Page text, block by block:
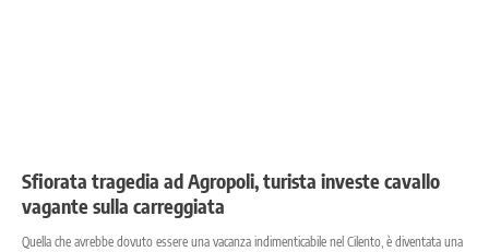
Sfiorata tragedia ad Agropoli, turista investe cavallo
vagante sulla carreggiata
Quella che avrebbe dovuto essere una vacanza indimenticabile nel Cilento, è diventata una